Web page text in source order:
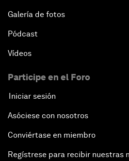
Galería de fotos
Pódcast
Vídeos
Participe en el Foro
Iniciar sesión
Asóciese con nosotros
Conviértase en miembro
Regístrese para recibir nuestras